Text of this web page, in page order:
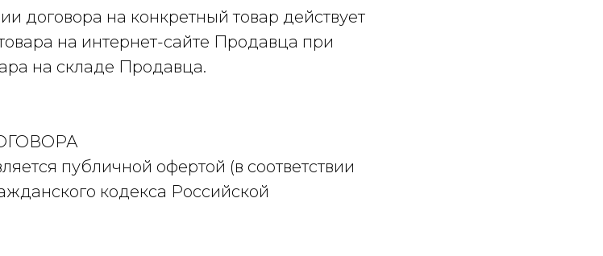
договора на конкретный товар действует
на интернет-сайте Продавца при
на складе Продавца.
публичной офертой (в соответствии
кодекса Российской